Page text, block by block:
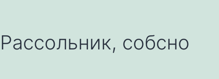
Рассольник, собсно